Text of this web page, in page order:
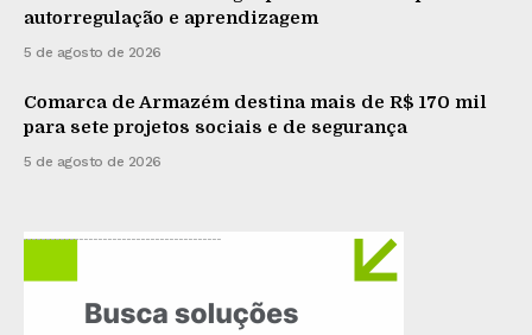
autorregulação e aprendizagem
5 de agosto de 2026
Comarca de Armazém destina mais de R$ 170 mil
para sete projetos sociais e de segurança
5 de agosto de 2026